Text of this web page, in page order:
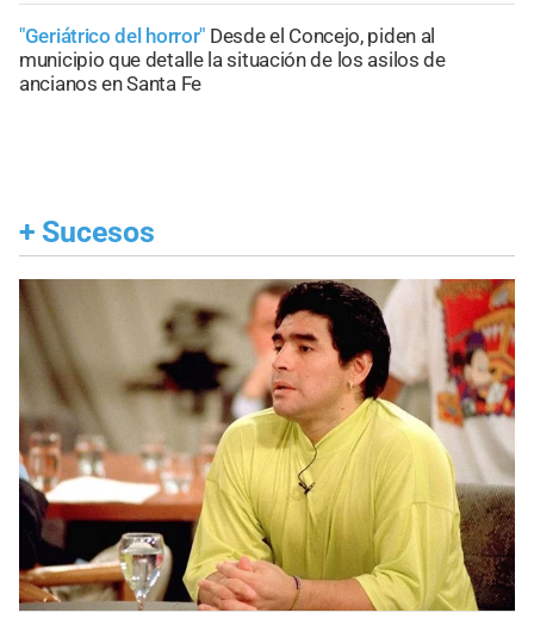
"Geriátrico del horror" Desde el Concejo, piden al
municipio que detalle la situación de los asilos de
ancianos en Santa Fe
+ Sucesos